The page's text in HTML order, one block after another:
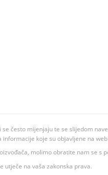
često mijenjaju te se slijedom
koje su objavljene na
molimo obratite nam se s
utječe na vaša zakonska prava.